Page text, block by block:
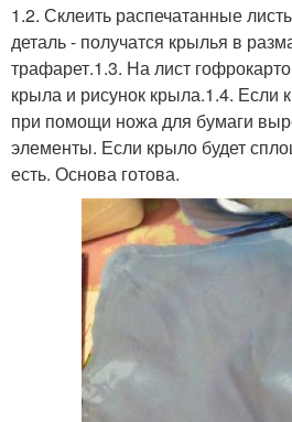
1.2. Склеить распечатанные
деталь - получатся крылья в
трафарет.1.3. На лист
крыла и рисунок крыла.1.4. Если
при помощи ножа для бумаги
элементы. Если крыло будет
есть. Основа готова.